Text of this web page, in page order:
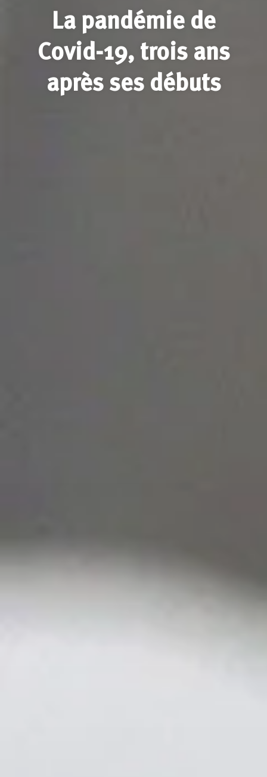
La pandémie de
Covid-19, trois ans
après ses débuts